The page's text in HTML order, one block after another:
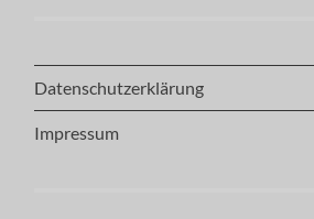
Datenschutzerklärung
Impressum